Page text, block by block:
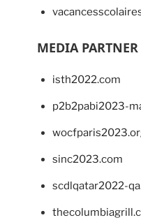
MEDIA
isth2022.com
p2b2pabi2023-
sinc2023.com
scdlqatar2022-